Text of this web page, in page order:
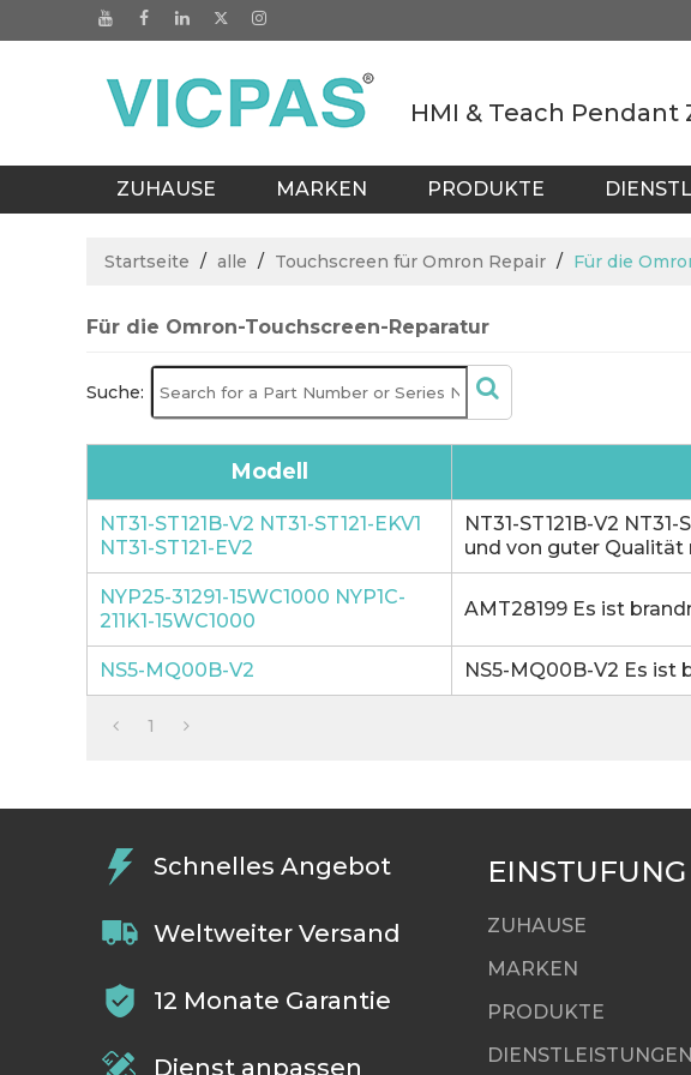
HMI & Teach
ZUHAUSE MARKEN PRODUKTE
Startseite / alle / Touchscreen für Omron Repair / Für die
Für die Omron-Touchscreen-Reparatur
Suche:
Modell
NT31-ST121B-V2 NT31-ST121-EKV1
NT31-ST121-EV2
NT31-ST121B-V2
und von guter Qualität
NYP25-31291-15WC1000 NYP1C-
211K1-15WC1000
AMT28199 Es ist
NS5-MQ00B-V2 NS5-MQ00B-V2 Es ist
1
Schnelles Angebot
Weltweiter Versand
12 Monate Garantie
Dienst anpassen
EINSTUFUNG
ZUHAUSE
MARKEN
PRODUKTE
DIENSTLEISTUNGEN